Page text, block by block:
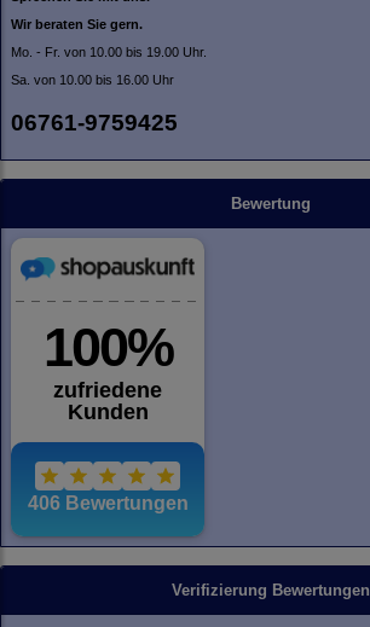
Wir beraten Sie gern.
Mo. - Fr. von 10.00 bis 19.00 Uhr.
Sa. von 10.00 bis 16.00 Uhr
06761-9759425
Bewertung
Verifizierung Bewertungen